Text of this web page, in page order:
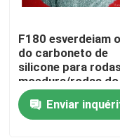
Para casa
F180 esverdeiam
do carboneto de
silicone para
moedura/rodas do
corte/pedras de
Sharping
Enviar